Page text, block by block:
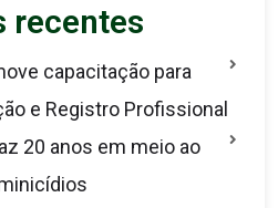
recentes
capacitação para
e Registro Profissional
20 anos em meio ao